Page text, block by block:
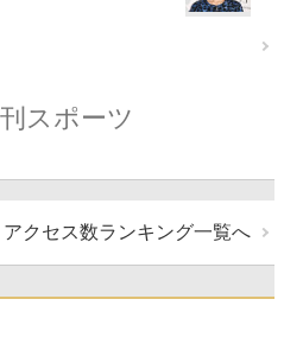
スポーツ
アクセス数ランキング一覧へ